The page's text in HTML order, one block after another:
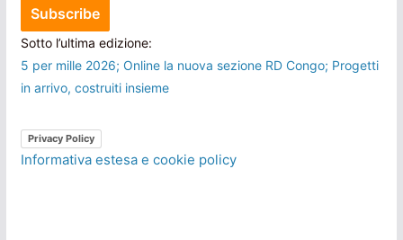
Sotto l’ultima edizione:
5 per mille 2026; Online la nuova sezione RD Congo; Progetti
in arrivo, costruiti insieme
Privacy Policy
Informativa estesa e cookie policy